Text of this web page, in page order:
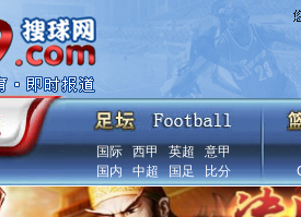
国际 西甲 英超
意甲
国内
中超 国足 比分